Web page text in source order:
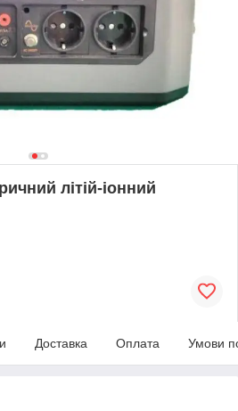
літій-іонний
Доставка Оплата Умови